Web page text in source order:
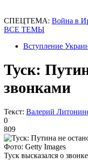
СПЕЦТЕМА: Война в
ВСЕ ТЕМЫ
Вступление
Туск:
звонками
Текст: Валерий
0
809
Фото: Getty Images
Туск высказался о